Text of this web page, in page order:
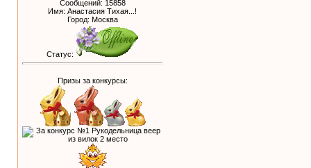
Сообщений: 15858
Имя: Анастасия Тихая...!
Город: Москва
Статус:
Призы за конкурсы: